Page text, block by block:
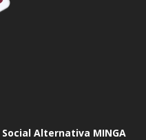
Alternativa MINGA